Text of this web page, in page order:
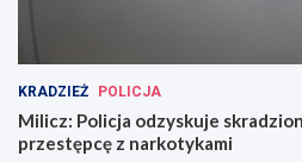
KRADZIEŻ POLICJA
Milicz: Policja odzyskuje
przestępcę z narkotykami